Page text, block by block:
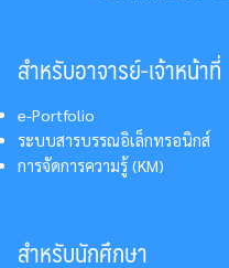
สำหรับอาจารย์-เจ้าหน้าที่
e-Portfolio
ระบบสารบรรณอิเล็กทรอนิกส์
การจัดการความรู้ (KM)
สำหรับนักศึกษา